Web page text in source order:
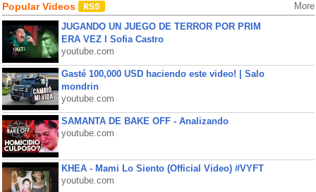
Popular Videos More
JUGANDO UN JUEGO DE TERROR POR PRIM
ERA VEZ l Sofia Castro
youtube.com
Gasté 100,000 USD haciendo este video! | Salo
mondrin
youtube.com
SAMANTA DE BAKE OFF - Analizando
youtube.com
KHEA - Mami Lo Siento (Official Video) #VYFT
youtube.com